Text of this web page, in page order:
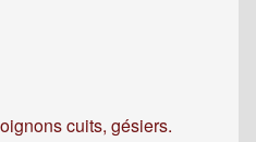
cuits, gésiers.